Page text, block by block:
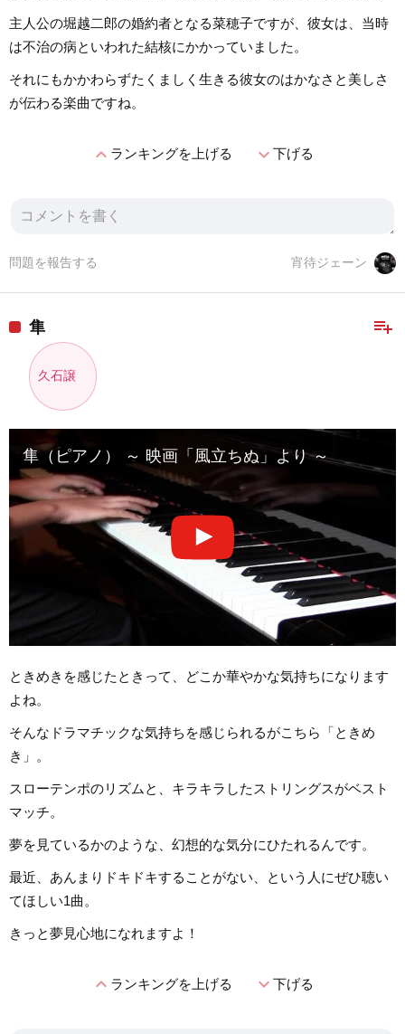
主人公の堀越二郎の婚約者となる菜穂子ですが、彼女は、当時
は不治の病といわれた結核にかかっていました。
それにもかかわらずたくましく生きる彼女のはかなさと美しさ
が伝わる楽曲ですね。
expand_lessランキングを上げる expand_more下げる
宵待ジェーン
問題を報告する
playlist_add
隼
久石譲
隼（ピアノ） ～ 映画「風立ちぬ」より ～
ときめきを感じたときって、どこか華やかな気持ちになります
よね。
そんなドラマチックな気持ちを感じられるがこちら「ときめ
き」。
スローテンポのリズムと、キラキラしたストリングスがベスト
マッチ。
夢を見ているかのような、幻想的な気分にひたれるんです。
最近、あんまりドキドキすることがない、という人にぜひ聴い
てほしい1曲。
きっと夢見心地になれますよ！
expand_lessランキングを上げる expand_more下げる